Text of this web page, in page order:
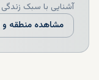
آشنایی با سبک
مشاهده منطقه و